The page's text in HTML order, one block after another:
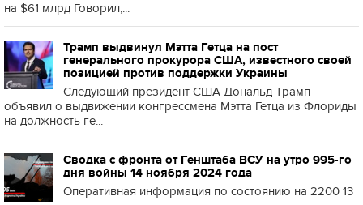
на $61 млрд Говорил,...
Трамп выдвинул Мэтта Гетца на пост
генерального прокурора США, известного своей
позицией против поддержки Украины
Следующий президент США Дональд Трамп
объявил о выдвижении конгрессмена Мэтта Гетца из Флориды
на должность ге...
Сводка с фронта от Генштаба ВСУ на утро 995-го
дня войны 14 ноября 2024 года
Оперативная информация по состоянию на 2200 13